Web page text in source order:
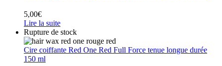
5,00€
Lire la suite
Rupture de stock
Cire coiffante Red One Red Full Force tenue longue durée
150 ml